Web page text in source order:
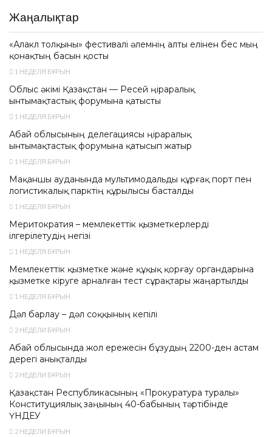
Жаңалықтар
«Алакөл толқыны» фестивалі әлемнің алты елінен бес мың
қонақтың басын қосты
1 НЕДЕЛЯ БҰРЫН
Облыс әкімі Қазақстан — Ресей өңіраралық
ынтымақтастық форумына қатысты
1 НЕДЕЛЯ БҰРЫН
Абай облысының делегациясы өңіраралық
ынтымақтастық форумына қатысып жатыр
1 НЕДЕЛЯ БҰРЫН
Мақаншы ауданында мультимодальды құрғақ порт пен
логистикалық парктің құрылысы басталды
1 НЕДЕЛЯ БҰРЫН
Меритократия – мемлекеттік қызметкерлерді
ілгерілетудің негізі
1 НЕДЕЛЯ БҰРЫН
Мемлекеттік қызметке және құқық қорғау органдарына
қызметке кіруге арналған тест сұрақтары жаңартылды
1 НЕДЕЛЯ БҰРЫН
Дәл барлау – дәл соққының кепілі
2 НЕДЕЛИ БҰРЫН
Абай облысында жол ережесін бұзудың 2200-ден астам
дерегі анықталды
2 НЕДЕЛИ БҰРЫН
Қазақстан Республикасының «Прокуратура туралы»
Конституциялық заңының 40-бабының тәртібінде
ҮНДЕУ
2 НЕДЕЛИ БҰРЫН